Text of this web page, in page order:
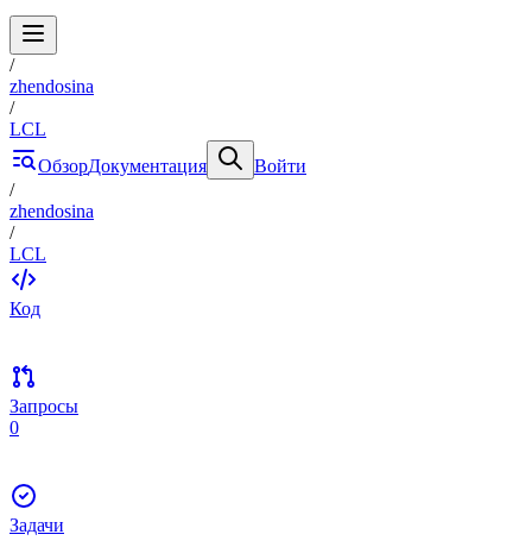
/
zhendosina
/
LCL
ОбзорДокументация
Войти
/
zhendosina
/
LCL
Код
Запросы
0
Задачи